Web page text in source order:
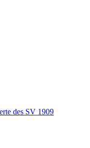
des SV 1909